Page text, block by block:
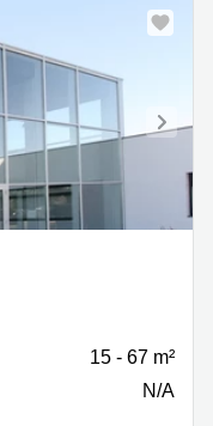
15 - 67 m²
N/A